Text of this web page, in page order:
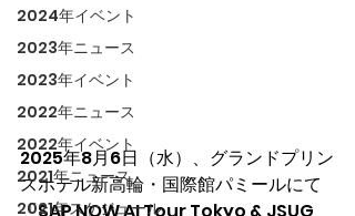
2024年イベント
2023年ニュース
2023年イベント
2022年ニュース
2022年イベント
2021年ニュース
2021年スケジュール
2025年8月6日（水）、グランドプリン
スホテル新高輪・国際館パミールにて